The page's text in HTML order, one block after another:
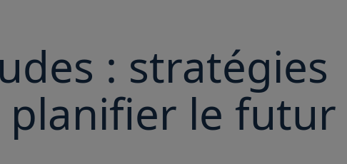
: stratégies
le futur